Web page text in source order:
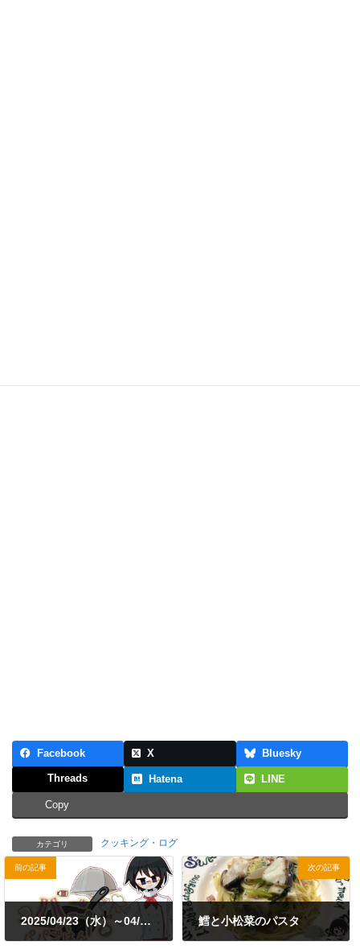
Facebook X Bluesky
Threads Hatena LINE
Copy
カテゴリ クッキング・ログ
前の記事
2025/04/23（水）～04/26（土）
次の記事
鱈と小松菜のパスタ